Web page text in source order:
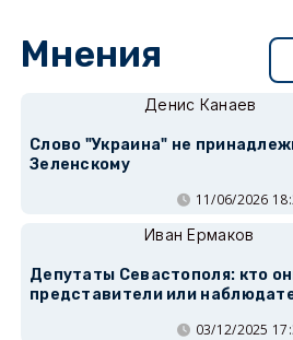
Мнения
Денис Канаев
Слово "Украина" не
Зеленскому
11/06/2026
Иван Ермаков
Депутаты Севастополя: кто
представители или
03/12/2025